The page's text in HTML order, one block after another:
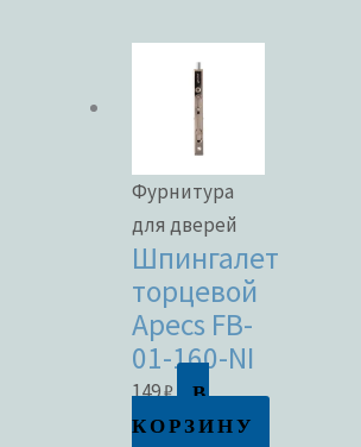
Фурнитура
для дверей
Шпингалет
торцевой
Apecs FB-
01-160-NI
149₽
В
КОРЗИНУ